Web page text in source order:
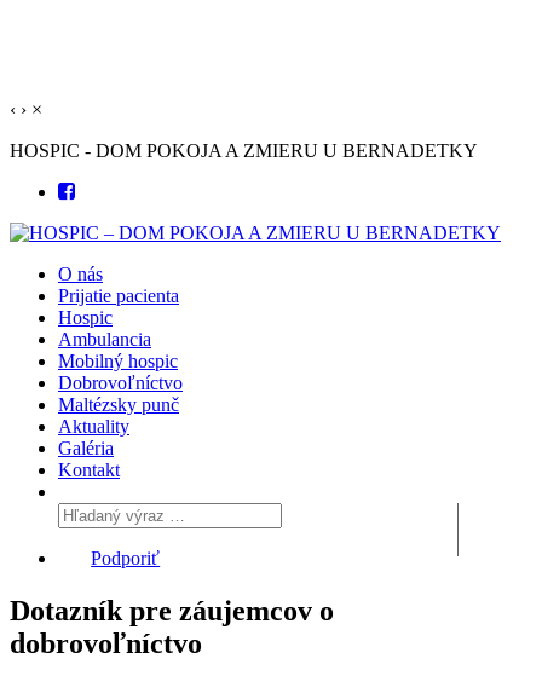
‹ › ×
HOSPIC - DOM POKOJA A ZMIERU U BERNADETKY
O nás
Prijatie pacienta
Hospic
Ambulancia
Mobilný hospic
Dobrovoľníctvo
Maltézsky punč
Aktuality
Galéria
Kontakt
Podporiť
Dotazník pre záujemcov o
dobrovoľníctvo